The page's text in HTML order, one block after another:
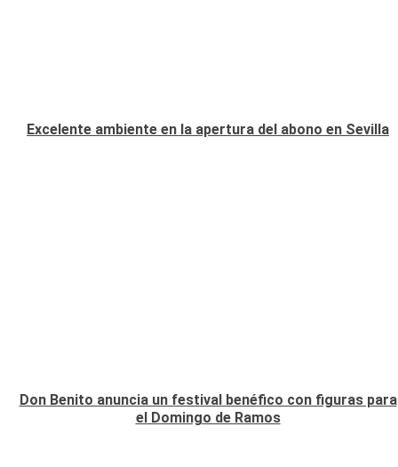
Excelente ambiente en la apertura del abono en Sevilla
Don Benito anuncia un festival benéfico con figuras para
el Domingo de Ramos